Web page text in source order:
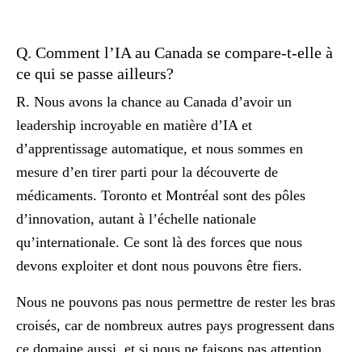
Q. Comment l’IA au Canada se compare-t-elle à
ce qui se passe ailleurs?
R. Nous avons la chance au Canada d’avoir un
leadership incroyable en matière d’IA et
d’apprentissage automatique, et nous sommes en
mesure d’en tirer parti pour la découverte de
médicaments. Toronto et Montréal sont des pôles
d’innovation, autant à l’échelle nationale
qu’internationale. Ce sont là des forces que nous
devons exploiter et dont nous pouvons être fiers.
Nous ne pouvons pas nous permettre de rester les bras
croisés, car de nombreux autres pays progressent dans
ce domaine aussi, et si nous ne faisons pas attention,